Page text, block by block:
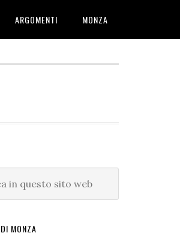
ARGOMENTI MONZA
MONZA